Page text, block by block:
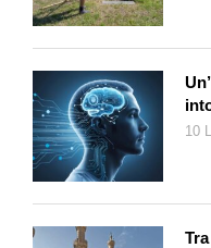
un forte desiderio di
spesso accompagna chi
grande telo fatto di
linguaggio, quello di chi è
della donna significa
10